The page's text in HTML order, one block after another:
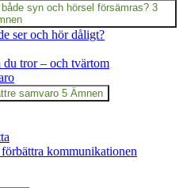
syn och hörsel försämras? 3
ser och hör dåligt?
du tror – och tvärtom
samvaro 5 Ämnen
kommunikationen